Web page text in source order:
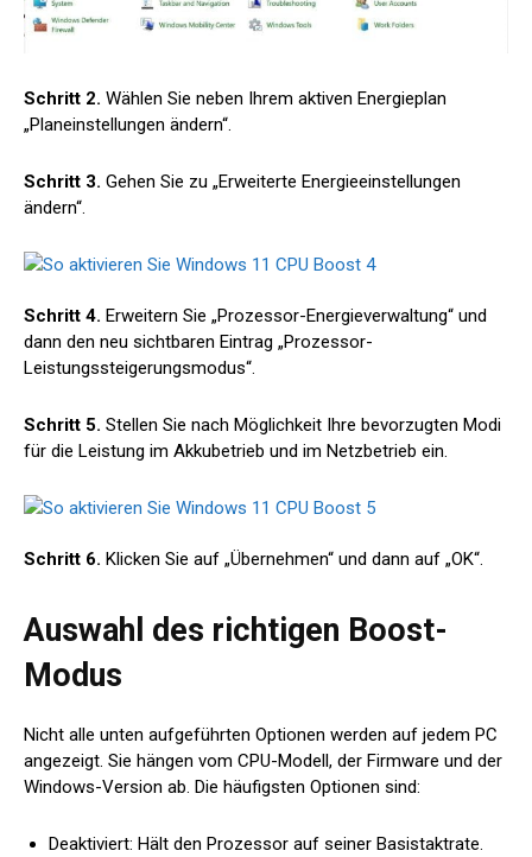
Schritt 2. Wählen Sie neben Ihrem aktiven Energieplan
„Planeinstellungen ändern“.
Schritt 3. Gehen Sie zu „Erweiterte Energieeinstellungen
ändern“.
Schritt 4. Erweitern Sie „Prozessor-Energieverwaltung“ und
dann den neu sichtbaren Eintrag „Prozessor-
Leistungssteigerungsmodus“.
Schritt 5. Stellen Sie nach Möglichkeit Ihre bevorzugten Modi
für die Leistung im Akkubetrieb und im Netzbetrieb ein.
Schritt 6. Klicken Sie auf „Übernehmen“ und dann auf „OK“.
Auswahl des richtigen Boost-
Modus
Nicht alle unten aufgeführten Optionen werden auf jedem PC
angezeigt. Sie hängen vom CPU-Modell, der Firmware und der
Windows-Version ab. Die häufigsten Optionen sind:
Deaktiviert: Hält den Prozessor auf seiner Basistaktrate.